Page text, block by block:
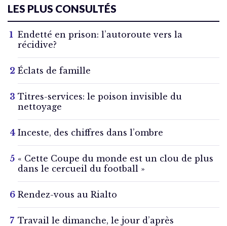
LES PLUS CONSULTÉS
Endetté en prison: l’autoroute vers la
récidive?
Éclats de famille
Titres-services: le poison invisible du
nettoyage
Inceste, des chiffres dans l’ombre
« Cette Coupe du monde est un clou de plus
dans le cercueil du football »
Rendez-vous au Rialto
Travail le dimanche, le jour d’après